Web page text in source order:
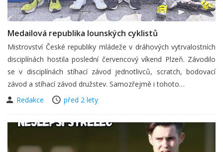
Medailová republika lounských cyklistů
Mistrovství České republiky mládeže v dráhových vytrvalostních
disciplínách hostila poslední červencový víkend Plzeň. Závodilo
se v disciplínách stíhací závod jednotlivců, scratch, bodovací
závod a stíhací závod družstev. Samozřejmě i tohoto…
Redakce
před 2 lety